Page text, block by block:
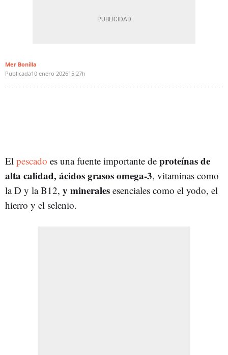
Mer Bonilla
Publicada10 enero 202615:27h
El pescado es una fuente importante de proteínas de
alta calidad, ácidos grasos omega-3, vitaminas como
la D y la B12, y minerales esenciales como el yodo, el
hierro y el selenio.